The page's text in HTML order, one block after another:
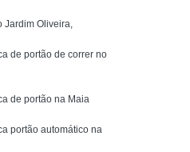
em SP
de Portão
Portão
Jardim Oliveira,
de portão de correr no
de portão na Maia
portão automático na